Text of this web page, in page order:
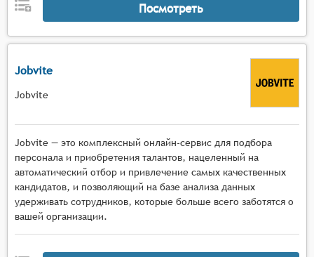
Посмотреть
Jobvite
Jobvite
Jobvite — это комплексный онлайн-сервис для подбора
персонала и приобретения талантов, нацеленный на
автоматический отбор и привлечение самых качественных
кандидатов, и позволяющий на базе анализа данных
удерживать сотрудников, которые больше всего заботятся о
вашей организации.